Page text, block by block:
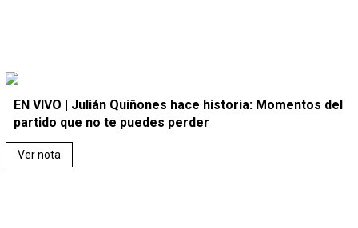
EN VIVO | Julián Quiñones hace historia: Momentos del
partido que no te puedes perder
Ver nota